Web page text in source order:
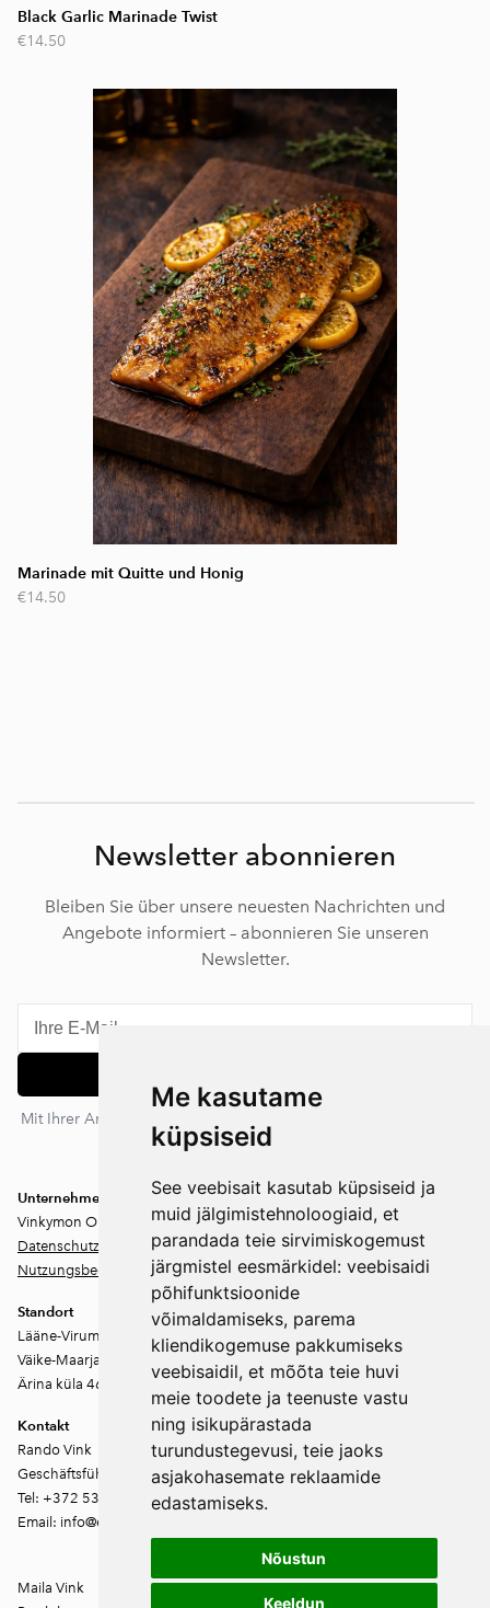
Me kasutame
küpsiseid
See veebisait kasutab küpsiseid ja
muid jälgimistehnoloogiaid, et
parandada teie sirvimiskogemust
järgmistel eesmärkidel: veebisaidi
põhifunktsioonide
võimaldamiseks, parema
kliendikogemuse pakkumiseks
veebisaidil, et mõõta teie huvi
meie toodete ja teenuste vastu
ning isikupärastada
turundustegevusi, teie jaoks
asjakohasemate reklaamide
edastamiseks.
Nõustun
Keeldun
Black Garlic Marinade Twist
€14.50
Marinade mit Quitte und Honig
€14.50
Newsletter abonnieren
Bleiben Sie über unsere neuesten Nachrichten und
Angebote informiert – abonnieren Sie unseren
Newsletter.
Mit Ihrer Anmeldung stimmen Sie unserer Datenschutzerklärung
zu. Sie können sich jederzeit abmelden.
Unternehmen
Vinkymon OÜ
Datenschutz
Nutzungsbedingungen
Standort
Lääne-Virumaa
Väike-Maarja vald
Ärina küla 46202
Kontakt
Rando Vink
Geschäftsführer
Tel: +372 53444844
Email: info@ebakudoonia.ee
Maila Vink